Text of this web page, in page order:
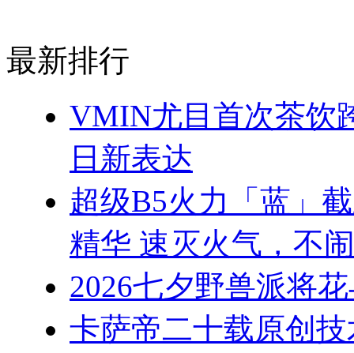
最新排行
VMIN尤目首次茶饮
日新表达
超级B5火力「蓝」
精华 速灭火气，不
2026七夕野兽派将
卡萨帝二十载原创